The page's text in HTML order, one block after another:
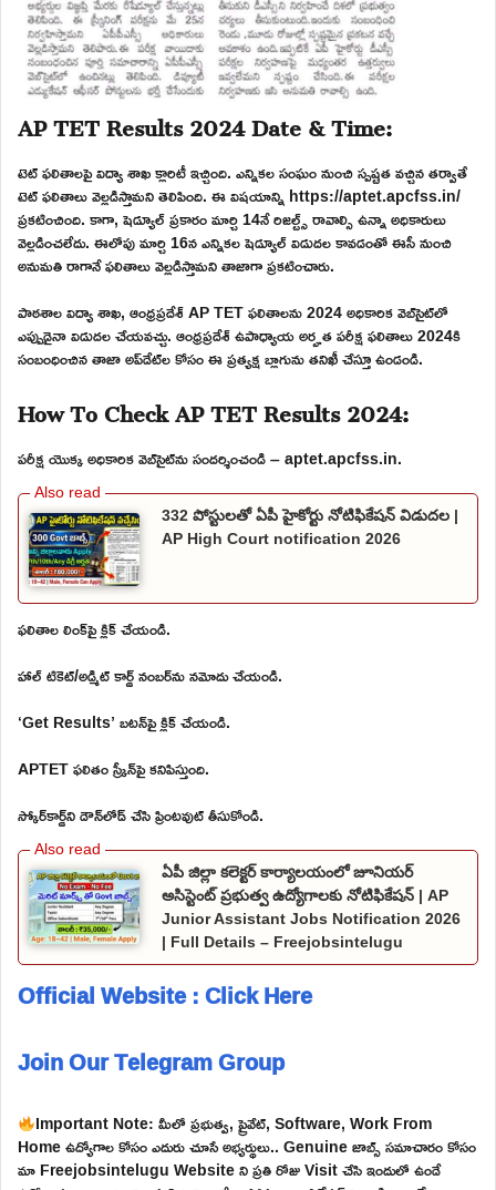
AP TET Results 2024 Date & Time:
టెట్ ఫలితాలపై విద్యా శాఖ క్లారిటీ ఇచ్చింది. ఎన్నికల సంఘం నుంచి స్పష్టత వచ్చిన తర్వాతే
టెట్ ఫలితాలు వెల్లడిస్తామని తెలిపింది. ఈ విషయాన్ని https://aptet.apcfss.in/
ప్రకటించింది. కాగా, షెడ్యూల్ ప్రకారం మార్చి 14నే రిజల్ట్స్ రావాల్సి ఉన్నా అధికారులు
వెల్లడించలేదు. ఈలోపు మార్చి 16న ఎన్నికల షెడ్యూల్ విడుదల కావడంతో ఈసీ నుంచి
అనుమతి రాగానే ఫలితాలు వెల్లడిస్తామని తాజాగా ప్రకటించారు.
పాఠశాల విద్యా శాఖ, ఆంధ్రప్రదేశ్ AP TET ఫలితాలను 2024 అధికారిక వెబ్‌సైట్‌లో
ఎప్పుడైనా విడుదల చేయవచ్చు. ఆంధ్రప్రదేశ్ ఉపాధ్యాయ అర్హత పరీక్ష ఫలితాలు 2024కి
సంబంధించిన తాజా అప్‌డేట్‌ల కోసం ఈ ప్రత్యక్ష బ్లాగును తనిఖీ చేస్తూ ఉండండి.
How To Check AP TET Results 2024:
పరీక్ష యొక్క అధికారిక వెబ్‌సైట్‌ను సందర్శించండి – aptet.apcfss.in.
332 పోస్టులతో ఏపీ హైకోర్టు నోటిఫికేషన్ విడుదల |
AP High Court notification 2026
ఫలితాల లింక్‌పై క్లిక్ చేయండి.
హాల్ టికెట్/అడ్మిట్ కార్డ్ నంబర్‌ను నమోదు చేయండి.
‘Get Results’ బటన్‌పై క్లిక్ చేయండి.
APTET ఫలితం స్క్రీన్‌పై కనిపిస్తుంది.
స్కోర్‌కార్డ్‌ని డౌన్‌లోడ్ చేసి ప్రింటవుట్ తీసుకోండి.
ఏపీ జిల్లా కలెక్టర్ కార్యాలయంలో జూనియర్
అసిస్టెంట్ ప్రభుత్వ ఉద్యోగాలకు నోటిఫికేషన్ | AP
Junior Assistant Jobs Notification 2026
| Full Details – Freejobsintelugu
Official Website : Click Here
Join Our Telegram Group
Important Note: మీలో ప్రభుత్వ, ప్రైవేట్, Software, Work From
Home ఉద్యోగాల కోసం ఎదురు చూసే అభ్యర్థులు.. Genuine జాబ్స్ సమాచారం కోసం
మా Freejobsintelugu Website ని ప్రతి రోజు Visit చేసి ఇందులో ఉండే